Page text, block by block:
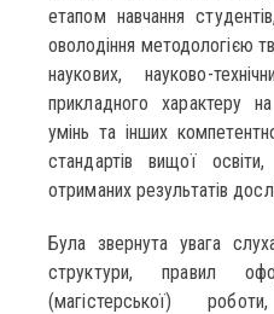
етапом навчання
оволодіння методологією
наукових, науково-
прикладного характеру
умінь та інших
стандартів вищої
отриманих результатів
Була звернута увага
структури, правил
(магістерської)